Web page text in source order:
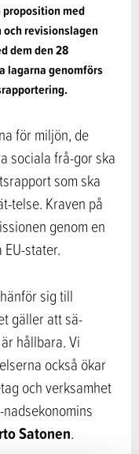
med
revisionslagen
dem den 28
lagarna genomförs
för miljön, de
sociala frå-gor ska
som ska
telse. Kraven på
genom en
stater.
sig till
gäller att sä-
hållbara. Vi
också ökar
och verksamhet
Satonen.